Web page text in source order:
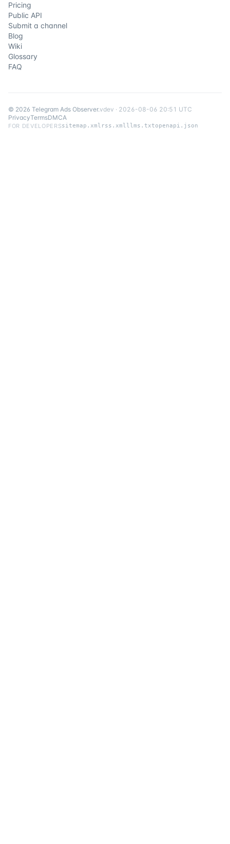
Pricing
Public API
Submit a channel
Blog
Wiki
Glossary
FAQ
© 2026 Telegram Ads Observer.vdev · 2026-08-06 20:51 UTC
PrivacyTermsDMCA
FOR DEVELOPERSsitemap.xml rss.xmlllms.txtopenapi.json